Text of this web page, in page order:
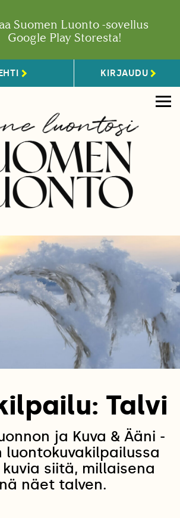
Suomen Luonto -sovellus
Google Play Storesta!
KIRJAUDU
Talvi
ja Kuva & Ääni -
luontokuvakilpailussa
siitä, millaisena
näet talven.